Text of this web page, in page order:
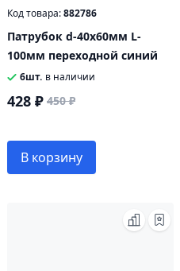
Код товара:882786
Патрубок d-40х60мм L-
100мм переходной синий
6шт. в наличии
428 ₽ 450 ₽
В корзину